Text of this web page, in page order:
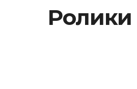
Ролики